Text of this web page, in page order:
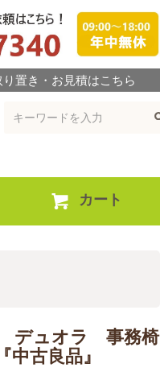
置き・お見積はこちら
カート
デュオラ 事務椅
古良品』